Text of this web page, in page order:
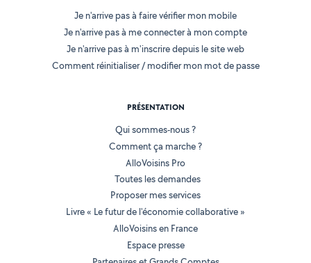
Je n'arrive pas à faire vérifier mon mobile
Je n'arrive pas à me connecter à mon compte
Je n'arrive pas à m'inscrire depuis le site web
Comment réinitialiser / modifier mon mot de passe
PRÉSENTATION
Qui sommes-nous ?
Comment ça marche ?
AlloVoisins Pro
Toutes les demandes
Proposer mes services
Livre « Le futur de l'économie collaborative »
AlloVoisins en France
Espace presse